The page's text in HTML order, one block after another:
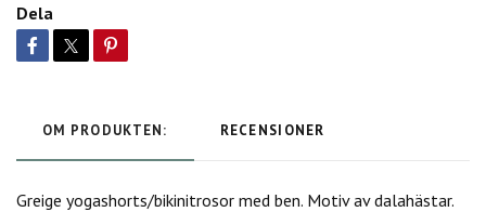
Dela
OM PRODUKTEN: RECENSIONER
Greige yogashorts/bikinitrosor med ben. Motiv av dalahästar.